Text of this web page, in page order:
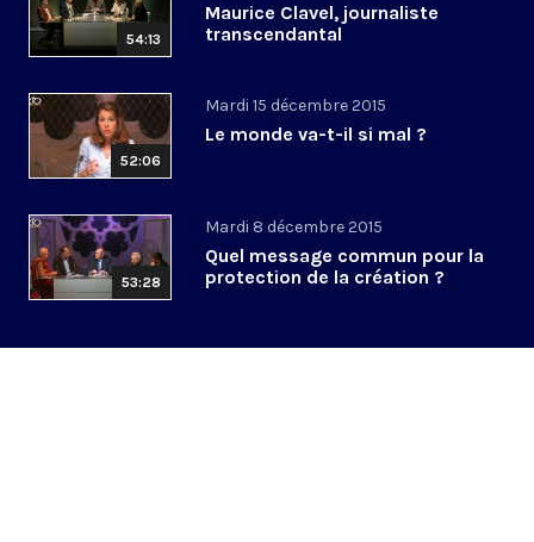
54:13
Maurice Clavel, journaliste
transcendantal
52:06
Mardi 15 décembre 2015
Le monde va-t-il si mal ?
53:28
Mardi 8 décembre 2015
Quel message commun pour la
protection de la création ?